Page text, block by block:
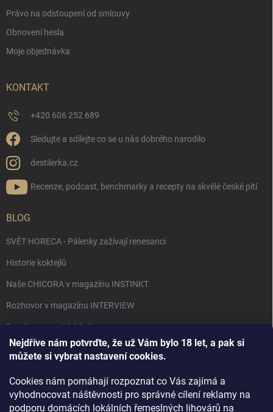
Nejdříve nám potvrďte, že už Vám bylo 18 let, a pak si
můžete si vybrat nastavení cookies.
Cookies nám pomáhají rozpoznat co Vás zajímá a
vyhodnocovat náštěvnosti pro správné cílení reklamy na
podporu domácích lokálních řemeslných lihovárů na
Právo na odstoupení od smlouvy
Obnovení hesla
Moje objednávka
KONTAKT
+420 606 252 689
Sledujte a sdílejte co se u nás dobrého narodilo
destilerka.cz
Recenze, podcast, benchmarky a recepty na skvělé české pití
BLOG
SVĚT HORECA - Pálenky zažívají renesanci
Historie koktejlů
Naše CHICORA v magazínu INSTINKT
Rozhovor v magazínu INTERVIEW
Bourbon, americká krása.
Napsali v TÝDNU o naší práci
Rozhovor s DESTILERKA.CZ v magazínu DRINKING-CAT